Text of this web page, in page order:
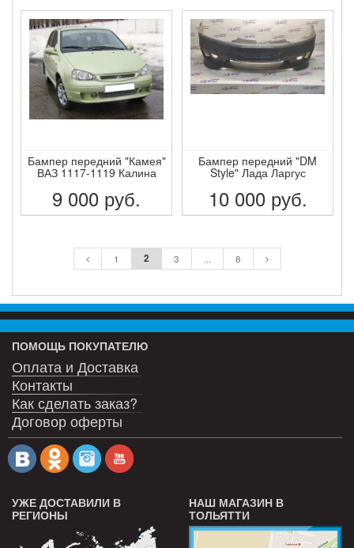
ПОДРОБНЕЕ ПОДРОБНЕЕ
Бампер передний "Камея"
ВАЗ 1117-1119 Калина
9 000 руб.
Бампер передний "DM
Style" Лада Ларгус
10 000 руб.
1 2 3 ... 8
ПОМОЩЬ ПОКУПАТЕЛЮ
Оплата и Доставка
Контакты
Как сделать заказ?
Договор оферты
УЖЕ ДОСТАВИЛИ В
РЕГИОНЫ
НАШ МАГАЗИН В
ТОЛЬЯТТИ